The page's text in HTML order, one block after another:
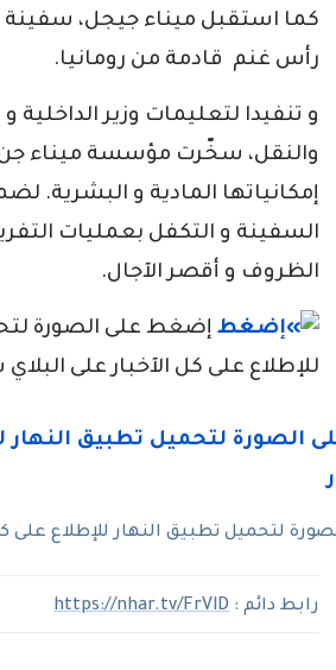
رأس غنم قادمة من رومانيا.
و تنفيدا لتعليمات وزير الداخلية
والنقل، سخّرت مؤسسة ميناء
إمكانياتها المادية و البشرية.
السفينة و التكفل بعمليات
الظروف و أقصر الآجال.
إضغط على الصورة
للإطلاع على كل الآخبار على
لتحميل تطبيق النهار للإطلاع على
رابط دائم : https://nhar.tv/FrVlD